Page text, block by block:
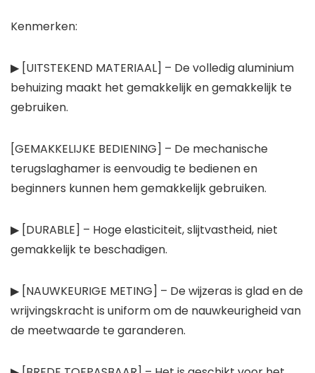
Kenmerken:
▶ [UITSTEKEND MATERIAAL] – De volledig aluminium
behuizing maakt het gemakkelijk en gemakkelijk te
gebruiken.
[GEMAKKELIJKE BEDIENING] – De mechanische
terugslaghamer is eenvoudig te bedienen en
beginners kunnen hem gemakkelijk gebruiken.
▶ [DURABLE] – Hoge elasticiteit, slijtvastheid, niet
gemakkelijk te beschadigen.
▶ [NAUWKEURIGE METING] – De wijzeras is glad en de
wrijvingskracht is uniform om de nauwkeurigheid van
de meetwaarde te garanderen.